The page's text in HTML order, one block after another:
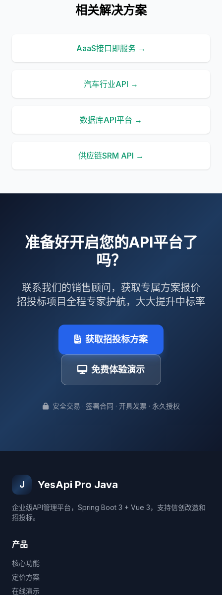
相关解决方案
AaaS接口即服务 →
汽车行业API →
数据库API平台 →
供应链SRM API →
准备好开启您的API平台了
吗？
联系我们的销售顾问，获取专属方案报价
招投标项目全程专家护航，大大提升中标率
获取招投标方案
免费体验演示
安全交易 · 签署合同 · 开具发票 · 永久授权
J YesApi Pro Java
企业级API管理平台，Spring Boot 3 + Vue 3，支持信创改造和
招投标。
产品
核心功能
定价方案
在线演示